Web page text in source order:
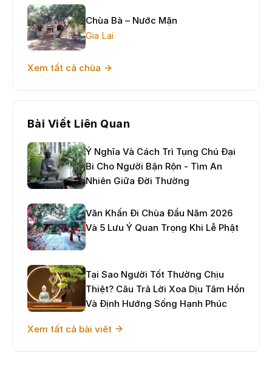
Chùa Bà – Nước Mặn
Gia Lai
Xem tất cả chùa
Bài Viết Liên Quan
Ý Nghĩa Và Cách Trì Tụng Chú Đại
Bi Cho Người Bận Rộn - Tìm An
Nhiên Giữa Đời Thường
Văn Khấn Đi Chùa Đầu Năm 2026
Và 5 Lưu Ý Quan Trọng Khi Lễ Phật
Tại Sao Người Tốt Thường Chịu
Thiệt? Câu Trả Lời Xoa Dịu Tâm Hồn
Và Định Hướng Sống Hạnh Phúc
Xem tất cả bài viêt